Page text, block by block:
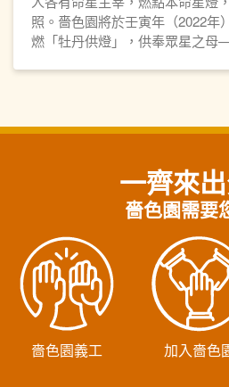
照。嗇色園將於壬寅年（2022年
燃「牡丹供燈」，供奉眾星之母
一齊來
嗇色園需要
嗇色園義工 加入嗇色